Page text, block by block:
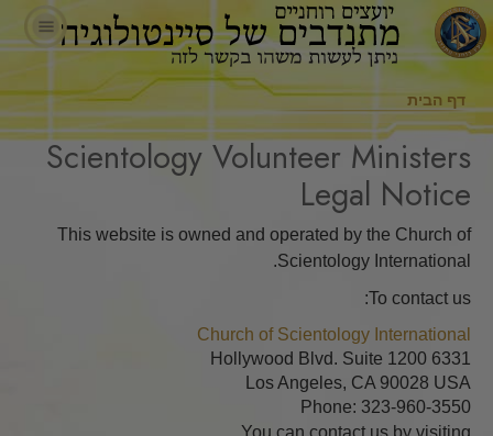
דף הבית
Scientology Volunteer Ministers
Legal Notice
This website is owned and operated by the Church of
Scientology International.
To contact us:
Church of Scientology International
6331 Hollywood Blvd. Suite 1200
Los Angeles, CA 90028 USA
Phone: 323-960-3550
You can contact us by visiting